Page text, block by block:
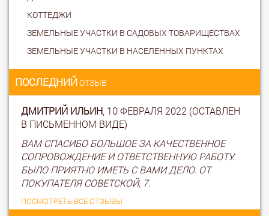
КОТТЕДЖИ
ЗЕМЕЛЬНЫЕ УЧАСТКИ В САДОВЫХ ТОВАРИЩЕСТВАХ
ЗЕМЕЛЬНЫЕ УЧАСТКИ В НАСЕЛЕННЫХ ПУНКТАХ
ПОСЛЕДНИЙОТЗЫВ
ДМИТРИЙ ИЛЬИН , 10 ФЕВРАЛЯ 2022 (ОСТАВЛЕН
В ПИСЬМЕННОМ ВИДЕ)
ВАМ СПАСИБО БОЛЬШОЕ ЗА КАЧЕСТВЕННОЕ
СОПРОВОЖДЕНИЕ И ОТВЕТСТВЕННУЮ РАБОТУ.
БЫЛО ПРИЯТНО ИМЕТЬ С ВАМИ ДЕЛО. ОТ
ПОКУПАТЕЛЯ СОВЕТСКОЙ, 7.
ПОСМОТРЕТЬ ВСЕ ОТЗЫВЫ